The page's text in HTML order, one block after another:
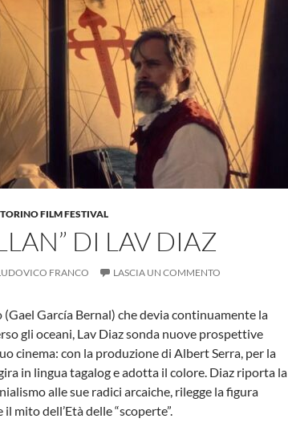
TORINO FILM FESTIVAL
DI LAV DIAZ
FRANCO LASCIA UN COMMENTO
García Bernal) che devia continuamente la
gli oceani, Lav Diaz sonda nuove prospettive
cinema: con la produzione di Albert Serra, per la
in lingua tagalog e adotta il colore. Diaz riporta la
alle sue radici arcaiche, rilegge la figura
mito dell’Età delle “scoperte”.